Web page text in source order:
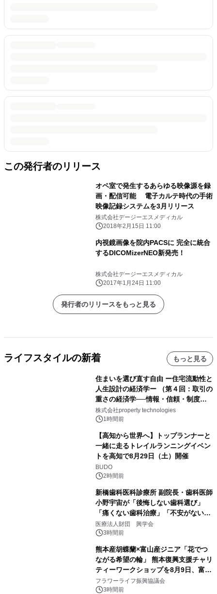
この発行者のリリース
オペ室で発生するあらゆる映像源を録
画・配信可能 電子カルテ時代の手術
映像記録システムを3月リリース
株式会社デージーエスメディカル
2018年2月15日 11:00
内視鏡画像を院内PACSに 完全に統合
するDICOMizerNEO新発売！
株式会社デージーエスメディカル
2017年1月24日 11:00
発行者のリリースをもっと見る
ライフスタイルの新着 もっと見る
住まいを選び直す自由 ー住宅流動性と
人生設計の経済学ー （第４回：取引の
重さの経済学──情報・信頼・制度を
PropTechはどう組み替えるか）｜
PropTech-Lab
株式会社property technologies
1時間前
【高知から世界へ】トップランナーと
一緒に走るトレイルランニングイベン
トを高知で8月29日（土）開催
BUDO
2時間前
新橋歯科医科診療所 副院長・歯科医師
小野宇宙が「後悔しない歯科選び」
「痛くない歯科治療」「不安がない治
療計画」をテーマに専門監修
医療法人財団 興学会
3時間前
熊本産胡蝶蘭×富山産ジニア「花でつ
ながる希望の輪」 熊本復興支援チャリ
ティーワークショップを8月9日、富
山・射水で開催
フラワーライフ振興協議会
3時間前